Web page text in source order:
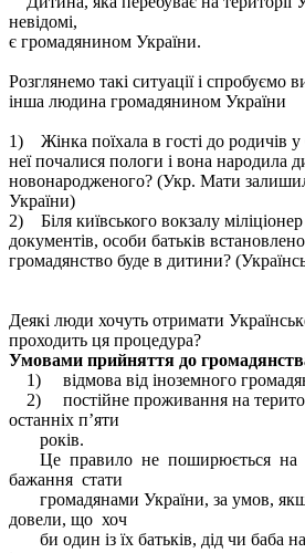
невідомі,
є громадянином України.
Розглянемо такі ситуації і спробуємо
інша людина громадянином України
1) Жінка поїхала в гості до
неї почалися пологи і вона народила
новонародженого? (Укр. Мати
України)
2) Біля київського вокзалу
документів, особи батьків
громадянство буде в дитини?
Деякі люди хочуть отримати
проходить ця процедура?
Умовами прийняття до
1) відмова від іноземного
2) постійне проживання на
останніх п’яти
років.
Це правило не поширюється на
бажання стати
громадянами України, за умов,
довели, що хоч
би один із їх батьків, дід чи баба